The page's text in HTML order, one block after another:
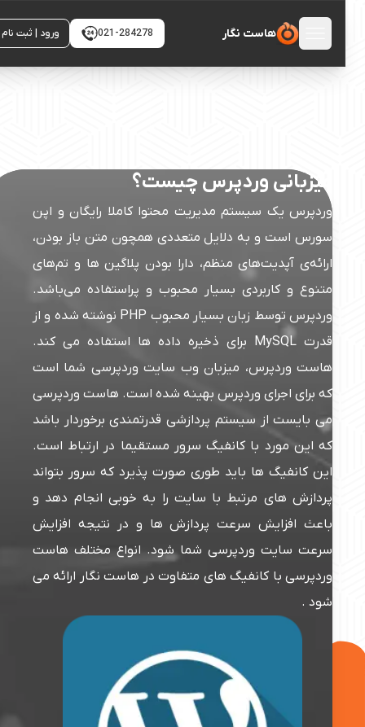
هاست نگار 021-284278 ورود | ثبت نام
میزبانی قدرتمند برای انواع سایت های وردپرسی
میزبانی وردپرس چیست؟
وردپرس یک سیستم مدیریت محتوا کاملا رایگان و اپن
سورس است و به دلایل متعددی همچون متن باز بودن،
ارائه‌ی آپدیت‌های منظم، دارا بودن پلاگین ها و تم‌های
متنوع و کاربردی بسیار محبوب و پراستفاده می‌باشد.
وردپرس توسط زبان بسیار محبوب PHP نوشته شده و از
قدرت MySQL برای ذخیره داده ها استفاده می کند.
هاست وردپرس، میزبان وب سایت وردپرسی شما است
که برای اجرای وردپرس بهینه شده است. هاست وردپرسی
می بایست از سیستم پردازشی قدرتمندی برخوردار باشد
که این مورد با کانفیگ سرور مستقیما در ارتباط است.
این کانفیگ ها باید طوری صورت پذیرد که سرور بتواند
پردازش های مرتبط با سایت را به خوبی انجام دهد و
باعث افزایش سرعت پردازش ها و در نتیجه افزایش
سرعت سایت وردپرسی شما شود. انواع مختلف هاست
وردپرسی با کانفیگ های متفاوت در هاست نگار ارائه می
شود .